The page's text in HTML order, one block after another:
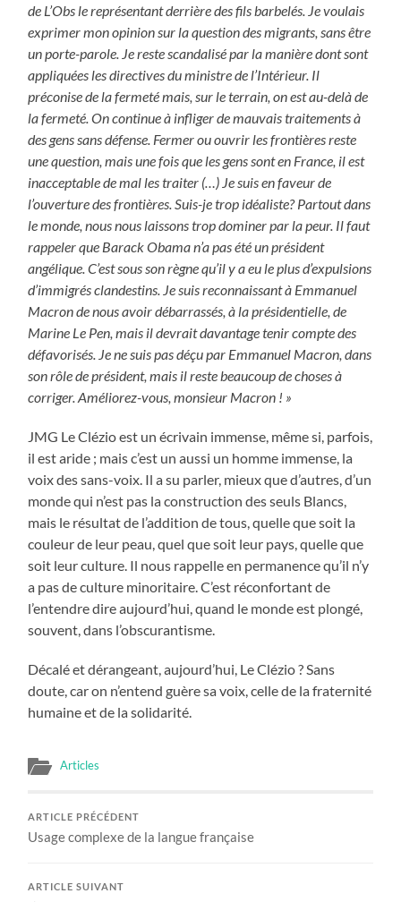
de L’Obs le représentant derrière des fils barbelés. Je voulais
exprimer mon opinion sur la question des migrants, sans être
un porte-parole. Je reste scandalisé par la manière dont sont
appliquées les directives du ministre de l’Intérieur. Il
préconise de la fermeté mais, sur le terrain, on est au-delà de
la fermeté. On continue à infliger de mauvais traitements à
des gens sans défense. Fermer ou ouvrir les frontières reste
une question, mais une fois que les gens sont en France, il est
inacceptable de mal les traiter (…) Je suis en faveur de
l’ouverture des frontières. Suis-je trop idéaliste? Partout dans
le monde, nous nous laissons trop dominer par la peur. Il faut
rappeler que Barack Obama n’a pas été un président
angélique. C’est sous son règne qu’il y a eu le plus d’expulsions
d’immigrés clandestins. Je suis reconnaissant à Emmanuel
Macron de nous avoir débarrassés, à la présidentielle, de
Marine Le Pen, mais il devrait davantage tenir compte des
défavorisés. Je ne suis pas déçu par Emmanuel Macron, dans
son rôle de président, mais il reste beaucoup de choses à
corriger. Améliorez-vous, monsieur Macron ! »
JMG Le Clézio est un écrivain immense, même si, parfois,
il est aride ; mais c’est un aussi un homme immense, la
voix des sans-voix. Il a su parler, mieux que d’autres, d’un
monde qui n’est pas la construction des seuls Blancs,
mais le résultat de l’addition de tous, quelle que soit la
couleur de leur peau, quel que soit leur pays, quelle que
soit leur culture. Il nous rappelle en permanence qu’il n’y
a pas de culture minoritaire. C’est réconfortant de
l’entendre dire aujourd’hui, quand le monde est plongé,
souvent, dans l’obscurantisme.
Décalé et dérangeant, aujourd’hui, Le Clézio ? Sans
doute, car on n’entend guère sa voix, celle de la fraternité
humaine et de la solidarité.
Articles
ARTICLE PRÉCÉDENT
Usage complexe de la langue française
ARTICLE SUIVANT